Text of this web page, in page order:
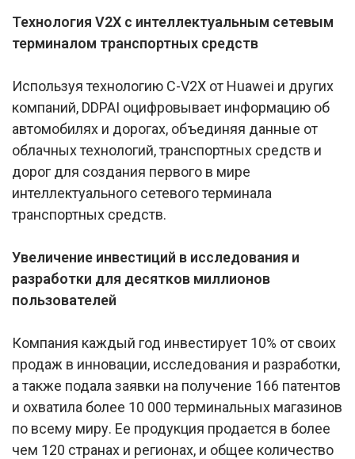
Технология V2X с интеллектуальным сетевым
терминалом транспортных средств
Используя технологию C-V2X от Huawei и других
компаний, DDPAI оцифровывает информацию об
автомобилях и дорогах, объединяя данные от
облачных технологий, транспортных средств и
дорог для создания первого в мире
интеллектуального сетевого терминала
транспортных средств.
Увеличение инвестиций в исследования и
разработки для десятков миллионов
пользователей
Компания каждый год инвестирует 10% от своих
продаж в инновации, исследования и разработки,
а также подала заявки на получение 166 патентов
и охватила более 10 000 терминальных магазинов
по всему миру. Ее продукция продается в более
чем 120 странах и регионах, и общее количество